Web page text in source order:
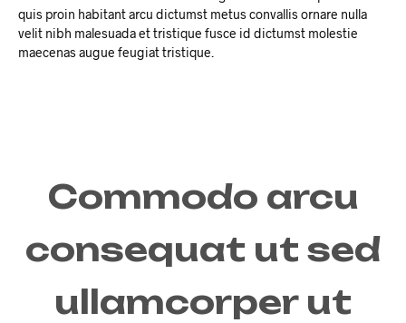
quis proin habitant arcu dictumst metus convallis ornare nulla
velit nibh malesuada et tristique fusce id dictumst molestie
maecenas augue feugiat tristique.
Commodo arcu
consequat ut sed
ullamcorper ut